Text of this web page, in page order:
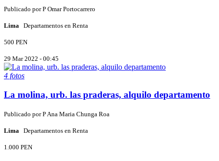
Publicado porP Omar Portocarrero
Lima Departamentos en Renta
500 PEN
29 Mar 2022 - 00:45
4 fotos
La molina, urb. las praderas, alquilo departamento
Publicado porP Ana Maria Chunga Roa
Lima Departamentos en Renta
1.000 PEN